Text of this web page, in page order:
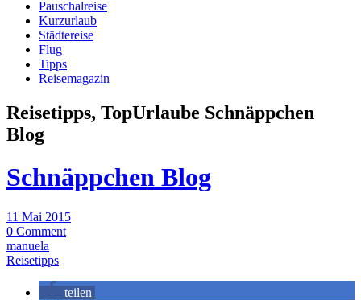
Pauschalreise
Kurzurlaub
Städtereise
Flug
Tipps
Reisemagazin
Reisetipps, TopUrlaube Schnäppchen
Blog
Schnäppchen Blog
11 Mai 2015
0 Comment
manuela
Reisetipps
teilen